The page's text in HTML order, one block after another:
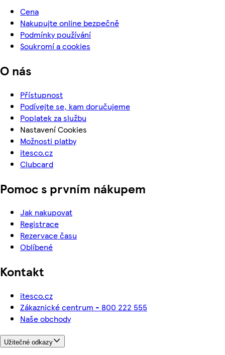
Cena
Nakupujte online bezpečně
Podmínky používání
Soukromí a cookies
O nás
Přístupnost
Podívejte se, kam doručujeme
Poplatek za službu
Nastavení Cookies
Možnosti platby
itesco.cz
Clubcard
Pomoc s prvním nákupem
Jak nakupovat
Registrace
Rezervace času
Oblíbené
Kontakt
itesco.cz
Zákaznické centrum - 800 222 555
Naše obchody
Užitečné odkazy